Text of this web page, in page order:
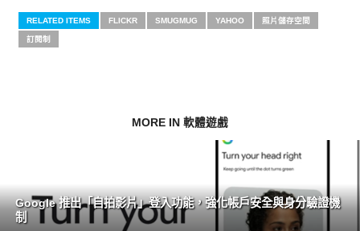
RELATED ITEMS FLICKR SMUGMUG YAHOO 照片儲存空間
訂閱制
MORE IN 軟體遊戲
Google 推出「自拍影片」登入功能，強化帳戶安全與身分驗證機
制